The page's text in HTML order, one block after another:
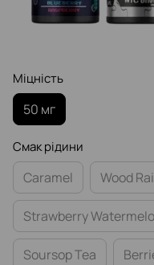
Міцність
50 мг
Смак рідини
Caramel Wood
Strawberry
Soursop Tea